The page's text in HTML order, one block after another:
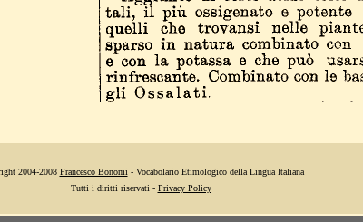
2004-2008 Francesco Bonomi - Vocabolario Etimologico della Lingua Italiana
Tutti i diritti riservati - Privacy Policy